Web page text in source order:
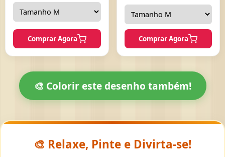
Comprar Agora Comprar Agora
🎨 Colorir este desenho também!
🎨 Relaxe, Pinte e Divirta-se!